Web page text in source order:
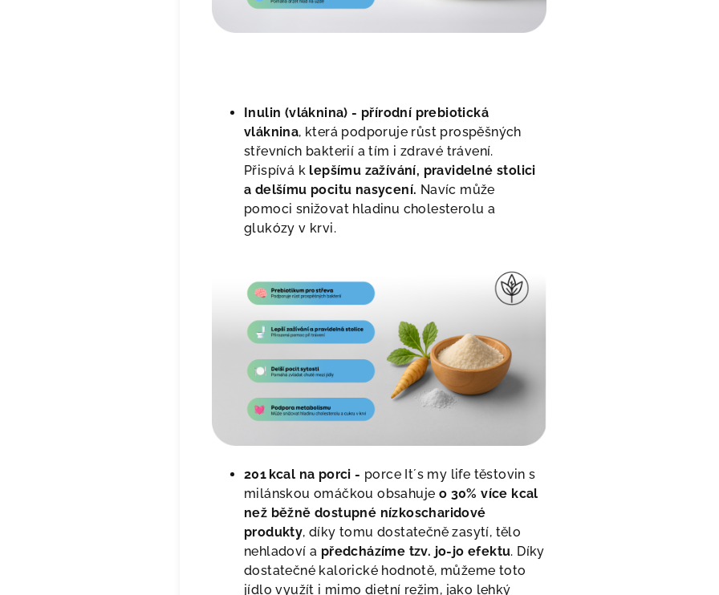
Inulin (vláknina) - přírodní prebiotická
vláknina, která podporuje růst prospěšných
střevních bakterií a tím i zdravé trávení.
Přispívá k lepšímu zažívání, pravidelné stolici
a delšímu pocitu nasycení. Navíc může
pomoci snižovat hladinu cholesterolu a
glukózy v krvi.
201 kcal na porci - porce It´s my life těstovin s
milánskou omáčkou obsahuje o 30% více kcal
než běžně dostupné nízkoscharidové
produkty, díky tomu dostatečně zasytí, tělo
nehladoví a předcházíme tzv. jo-jo efektu. Díky
dostatečné kalorické hodnotě, můžeme toto
jídlo využít i mimo dietní režim, jako lehký